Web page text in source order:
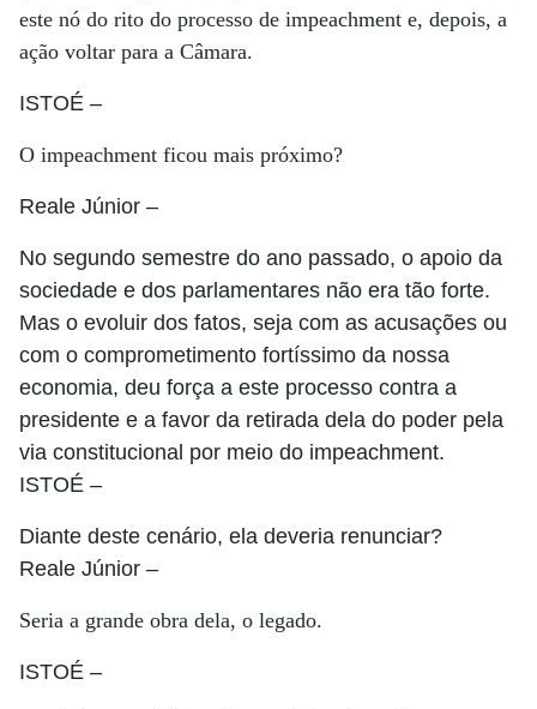
este nó do rito do processo de impeachment e, depois, a
ação voltar para a Câmara.
ISTOÉ –
O impeachment ficou mais próximo?
Reale Júnior –
No segundo semestre do ano passado, o apoio da
sociedade e dos parlamentares não era tão forte.
Mas o evoluir dos fatos, seja com as acusações ou
com o comprometimento fortíssimo da nossa
economia, deu força a este processo contra a
presidente e a favor da retirada dela do poder pela
via constitucional por meio do impeachment.
ISTOÉ –
Diante deste cenário, ela deveria renunciar?
Reale Júnior –
Seria a grande obra dela, o legado.
ISTOÉ –